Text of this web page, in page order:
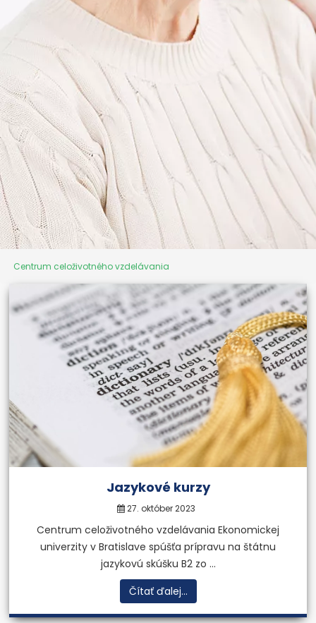
Univerzita tretieho veku
„Nikdy nie je neskoro začať
niečo nové“
Viac informácií
Centrum celoživotného vzdelávania
Jazykové kurzy
27. október 2023
Centrum celoživotného vzdelávania Ekonomickej
univerzity v Bratislave spúšťa prípravu na štátnu
jazykovú skúšku B2 zo ...
Čítať ďalej...